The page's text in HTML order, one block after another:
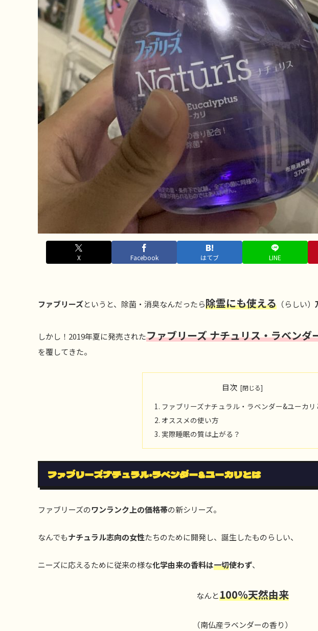
X Facebook はてブ LINE
ファブリーズというと、除菌・消臭なんだったら除霊にも使える （らしい）
しかし！2019年夏に発売されたファブリーズ ナチュリス・ラベンダ
を覆してきた。
目次
ファブリーズナチュラル・ラベンダー&ユーカリ
オススメの使い方
実際睡眠の質は上がる？
ファブリーズナチュラル・ラベンダー&ユーカリとは
ファブリーズのワンランク上の価格帯の新シリーズ。
なんでもナチュラル志向の女性たちのために開発し、誕生したものらしい、
ニーズに応えるために従来の様な化学由来の香料は一切使わず、
なんと100％天然由来
（南仏産ラベンダーの香り）